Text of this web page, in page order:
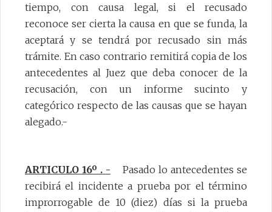
tiempo, con causa legal, si el recusado
reconoce ser cierta la causa en que se funda, la
aceptará y se tendrá por recusado sin más
trámite. En caso contrario remitirá copia de los
antecedentes al Juez que deba conocer de la
recusación, con un informe sucinto y
categórico respecto de las causas que se hayan
alegado.-
ARTICULO 16º . - Pasado lo antecedentes se
recibirá el incidente a prueba por el término
improrrogable de 10 (diez) días si la prueba